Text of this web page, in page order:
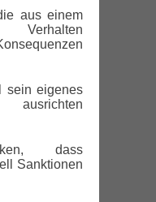
aus einem
sein eigenes
dass
Sanktionen